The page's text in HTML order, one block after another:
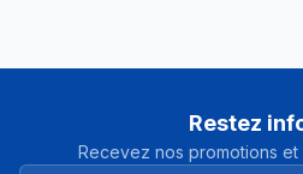
Restez
Recevez nos promotions et